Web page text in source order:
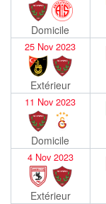
Domicile
25 Nov 2023
Extérieur
11 Nov 2023
Domicile
4 Nov 2023
Extérieur